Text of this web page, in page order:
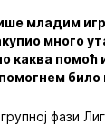
младим
много
каква помоћ
било
фази